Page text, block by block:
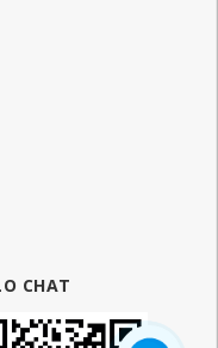
CHAT